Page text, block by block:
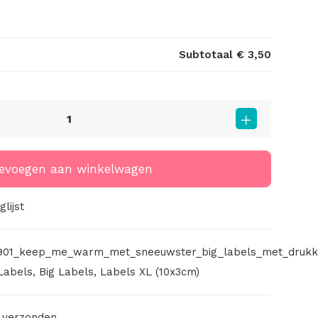
Subtotaal € 3,50
aan winkelwagen
, Big Labels, Labels XL (10x3cm)